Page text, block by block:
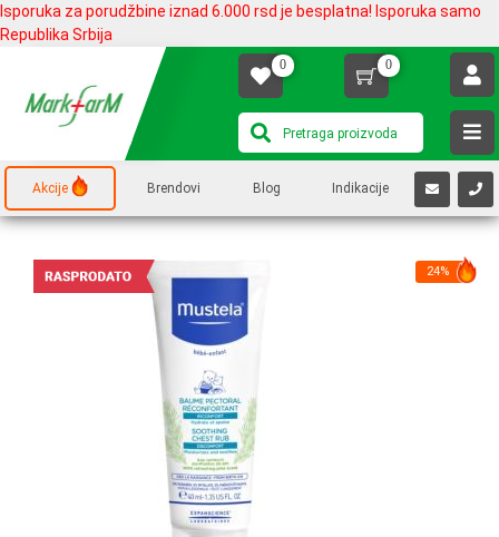
Isporuka za porudžbine iznad 6.000 rsd je besplatna! Isporuka samo
Republika Srbija
0 0
Akcije Brendovi Blog Indikacije
24%